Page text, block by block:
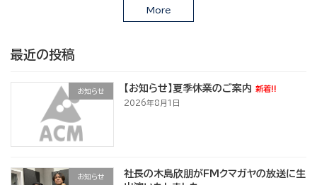
More
最近の投稿
お知らせ 【お知らせ】夏季休業のご案内 新着!!
2026年8月1日
お知らせ
社長の木島欣朋がFMクマガヤの放送に生